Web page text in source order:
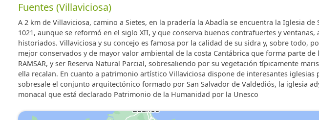
* Calefacción en todas las habitacines
* Todo el menaje propio del hogar.
APARTAMENTO ORTOGRAFÍA
Apartamento en planta baja : 1 habitación , salón - cocina y baño. Salida al
APARTAMENTO GRAMÁTICA
Fuentes (Villaviciosa)
A 2 km de Villaviciosa, camino a Sietes, en la pradería la Abadía se encuentra la Iglesia de
1021, aunque se reformó en el siglo XII, y que conserva buenos contrafuertes y
historiados. Villaviciosa y su concejo es famosa por la calidad de su sidra y, sobre todo,
mejor conservados y de mayor valor ambiental de la costa Cantábrica que forma parte de
RAMSAR, y ser Reserva Natural Parcial, sobresaliendo por su vegetación típicamente
ella recalan. En cuanto a patrimonio artístico Villaviciosa dispone de interesantes
sobresale el conjunto arquitectónico formado por San Salvador de Valdediós, la iglesia
monacal que está declarado Patrimonio de la Humanidad por la Unesco